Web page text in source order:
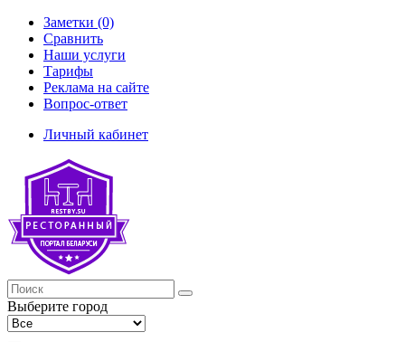
Заметки (0)
Сравнить
Наши услуги
Тарифы
Реклама на сайте
Вопрос-ответ
Личный кабинет
Выберите город